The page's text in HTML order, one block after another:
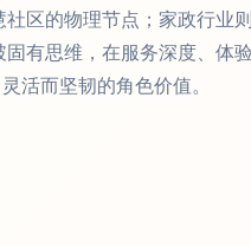
区的物理节点；家政行业
有思维，在服务深度、体
活而坚韧的角色价值。